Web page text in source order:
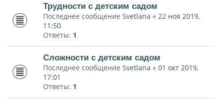
Трудности с детским садом
Последнее сообщение Svetlana « 22 ноя 2019,
11:50
Ответы: 1
Сложности с детским садом
Последнее сообщение Svetlana « 01 окт 2019,
17:01
Ответы: 1